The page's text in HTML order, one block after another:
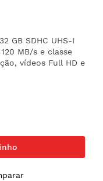
GB SDHC UHS-I
MB/s e classe
vídeos Full HD e